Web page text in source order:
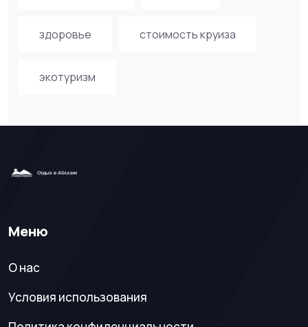
здоровье стоимость круиза
экотуризм
Меню
О нас
Условия использования